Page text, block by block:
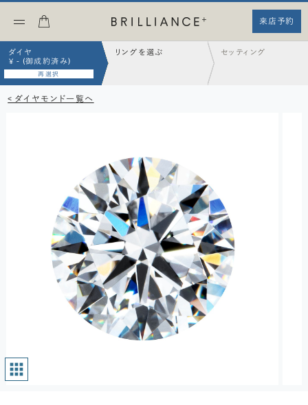
来店予約
ダイヤ
¥ - (御成約済み)
再選択
リングを選ぶ セッティング
< ダイヤモンド一覧へ